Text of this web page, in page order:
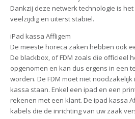
Dankzij deze netwerk technologie is
veelzijdig en uiterst stabiel.
iPad kassa Affligem
De meeste horeca zaken hebben ook
De blackbox, of FDM zoals die officieel
opgenomen en kan dus ergens in een
worden. De FDM moet niet
kassa staan. Enkel een ipad en een
rekenen met een klant. De ipad kassa
kabels die de inrichting van uw zaak